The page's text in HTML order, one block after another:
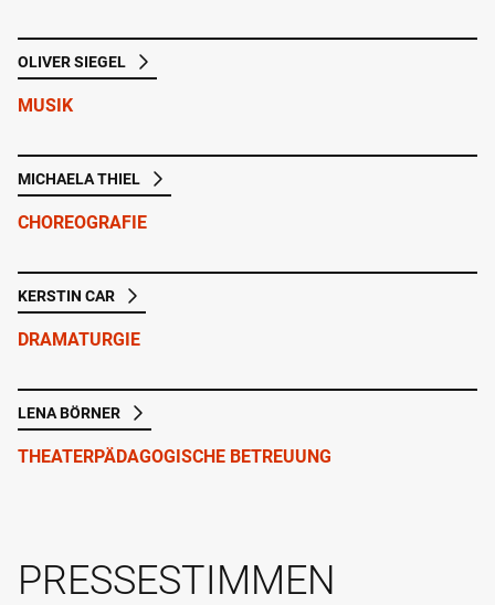
OLIVER SIEGEL
MUSIK
MICHAELA THIEL
CHOREOGRAFIE
KERSTIN CAR
DRAMATURGIE
LENA BÖRNER
THEATERPÄDAGOGISCHE BETREUUNG
PRESSESTIMMEN